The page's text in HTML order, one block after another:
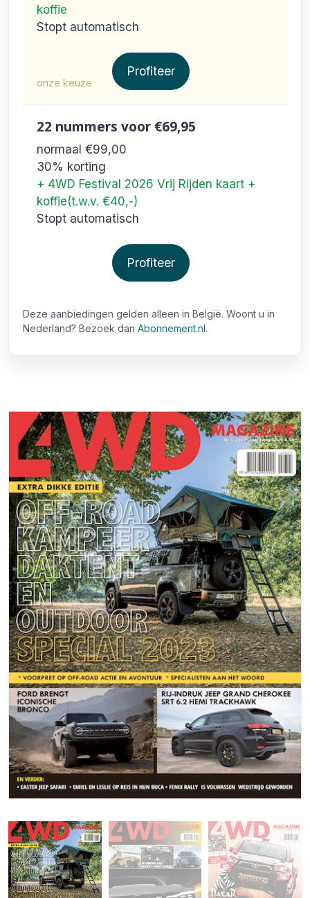
onze keuze
koffie
Stopt automatisch
Profiteer
22 nummers voor €69,95
normaal €99,00
30% korting
+ 4WD Festival 2026 Vrij Rijden kaart +
koffie(t.w.v. €40,-)
Stopt automatisch
Profiteer
Deze aanbiedingen gelden alleen in België. Woont u in
Nederland? Bezoek dan Abonnement.nl.